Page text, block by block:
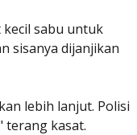
kecil sabu untuk
sisanya dijanjikan
lebih lanjut. Polisi
terang kasat.